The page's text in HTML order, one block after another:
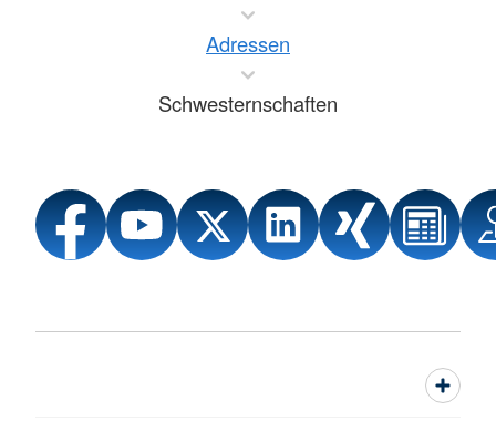
Adressen
Schwesternschaften